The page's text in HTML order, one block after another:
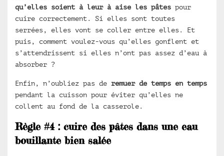
qu’elles soient à leur à aise les pâtes pour
cuire correctement. Si elles sont toutes
serrées, elles vont se coller entre elles. Et
puis, comment voulez-vous qu’elles gonflent et
s’attendrissent si elles n’ont pas assez d’eau à
absorber ?
Enfin, n’oubliez pas de remuer de temps en temps
pendant la cuisson pour éviter qu’elles ne
collent au fond de la casserole.
Règle #4 : cuire des pâtes dans une eau
bouillante bien salée